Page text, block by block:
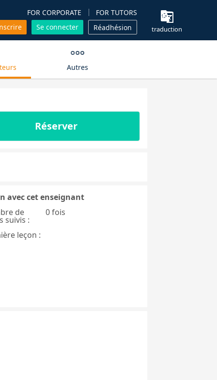
FOR CORPORATE
FOR TUTORS
Se connecter Réadhésion traduction
Autres
Réserver
avec cet enseignant
de
suivis :
0 fois
leçon :